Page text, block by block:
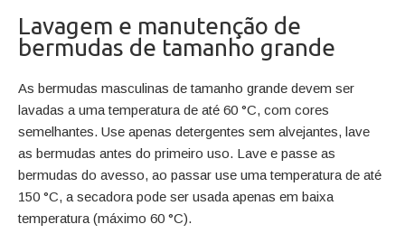
Lavagem e manutenção de
bermudas de tamanho grande
As bermudas masculinas de tamanho grande devem ser
lavadas a uma temperatura de até 60 °C, com cores
semelhantes. Use apenas detergentes sem alvejantes, lave
as bermudas antes do primeiro uso. Lave e passe as
bermudas do avesso, ao passar use uma temperatura de até
150 °C, a secadora pode ser usada apenas em baixa
temperatura (máximo 60 °C).